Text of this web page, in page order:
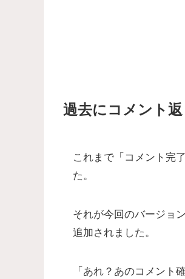
過去にコメント
これまで「コメント完
た。
それが今回のバージョ
追加されました。
「あれ？あのコメント